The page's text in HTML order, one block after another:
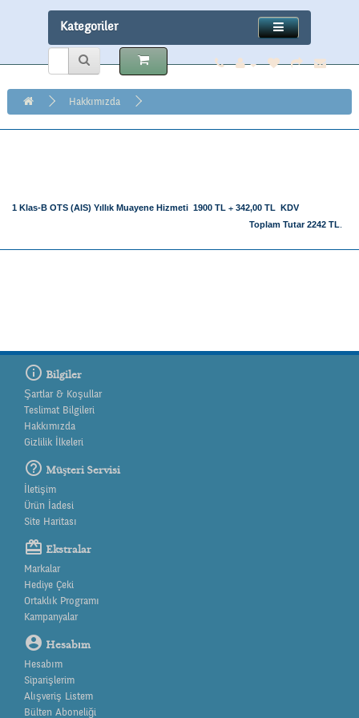
Kategoriler
Hakkımızda
1 Klas-B OTS (AIS) Yıllık Muayene Hizmeti 1900 TL + 342,00 TL KDV
Toplam Tutar2242 TL
info_outline Bilgiler
Şartlar & Koşullar
Teslimat Bilgileri
Hakkımızda
Gizlilik İlkeleri
help_outline Müşteri Servisi
İletişim
Ürün İadesi
Site Haritası
card_giftcard Ekstralar
Markalar
Hediye Çeki
Ortaklık Programı
Kampanyalar
account_circle Hesabım
Hesabım
Siparişlerim
Alışveriş Listem
Bülten Aboneliği